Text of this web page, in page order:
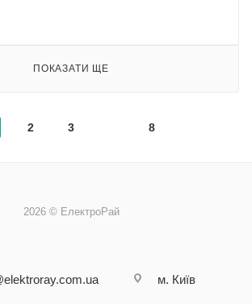
ПОКАЗАТИ ЩЕ
2 3 8
2026 © ЕлектроРай
м. Київ